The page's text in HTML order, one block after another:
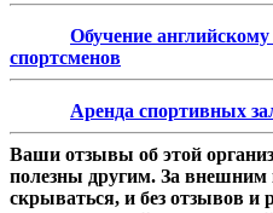
Обучение
спортсменов
Аренда спортивных
Ваши отзывы об этой
полезны другим. За внешним
скрываться, и без отзывов и